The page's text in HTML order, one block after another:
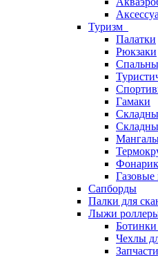
Туризм
Палатки
Рюкзаки
Гамаки
Газовые
Сапборды
Палки для
Лыжи
Чехлы